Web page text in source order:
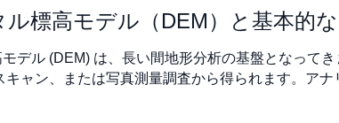
ル標高モデル（DEM）と基本的
デル (DEM) は、長い間地形分析の基盤となって
キャン、または写真測量調査から得られます。ア